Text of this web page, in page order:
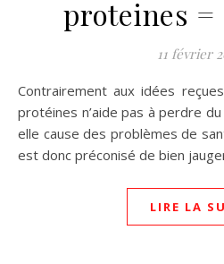
proteines =
11 février
Contrairement aux idées reçues, la surconsommation de
protéines n’aide pas à perdre
elle cause des problèmes de
est donc préconisé de bien
LIRE LA